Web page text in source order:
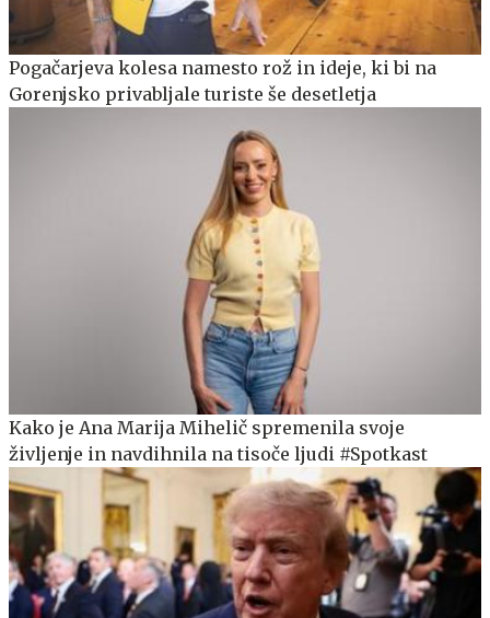
Pogačarjeva kolesa namesto rož in ideje, ki bi na
Gorenjsko privabljale turiste še desetletja
Kako je Ana Marija Mihelič spremenila svoje
življenje in navdihnila na tisoče ljudi #Spotkast